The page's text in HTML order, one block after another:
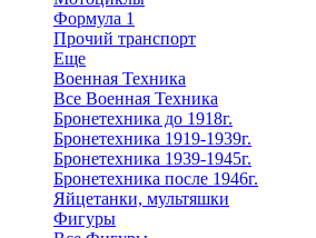
Формула 1
Прочий транспорт
Еще
Военная Техника
Все Военная Техника
Бронетехника до 1918г.
Бронетехника 1919-1939г.
Бронетехника 1939-1945г.
Бронетехника после 1946г.
Яйцетанки, мультяшки
Фигуры